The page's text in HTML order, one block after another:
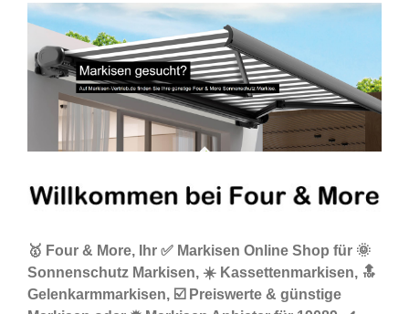
🥇 Four & More, Ihr ✅ Markisen Online Shop für 🌞
Sonnenschutz Markisen, ☀️ Kassettenmarkisen, 🔝
Gelenkarmmarkisen, ☑️ Preiswerte & günstige